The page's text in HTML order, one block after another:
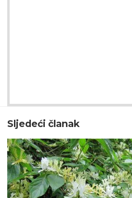
Sljedeći članak